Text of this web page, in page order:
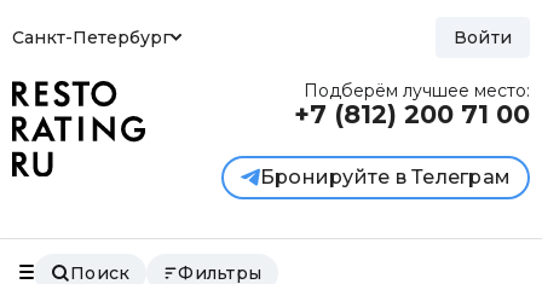
Санкт-Петербург Войти
Подберём лучшее место:
+7 (812) 200 71 00
Бронируйте в Телеграм
Поиск Фильтры